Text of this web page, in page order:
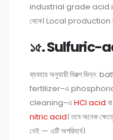
industrial grade acid
থেকে। Local production
১৫. Sulfuric-
ব্যবহার অনুযায়ী বিকল্প
fertilizer-এ phosphoric
cleaning-এ HCl acid
nitric acid। তবে অনেক
নেই — এটি অপরিহার্য।